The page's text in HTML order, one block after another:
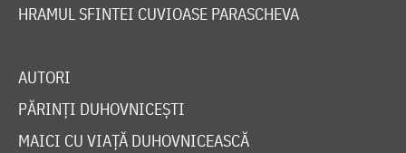
HRAMUL SFINTEI CUVIOASE PARASCHEVA
AUTORI
PĂRINȚI DUHOVNICEȘTI
MAICI CU VIAȚĂ DUHOVNICEASCĂ